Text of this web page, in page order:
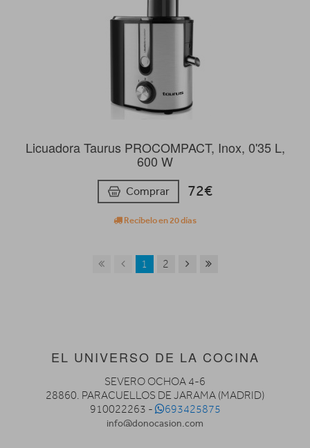
Licuadora Taurus PROCOMPACT, Inox, 0'35 L,
600 W
Comprar 72€
Recíbelo en 20 días
1 2
EL UNIVERSO DE LA COCINA
SEVERO OCHOA 4-6
28860. PARACUELLOS DE JARAMA (MADRID)
910022263 -
693425875
info@donocasion.com